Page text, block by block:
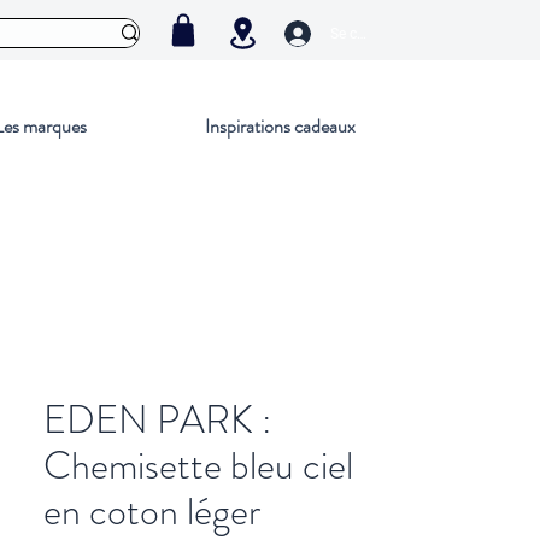
marques Inspirations cadeaux
EDEN PARK :
Chemisette bleu ciel
en coton léger